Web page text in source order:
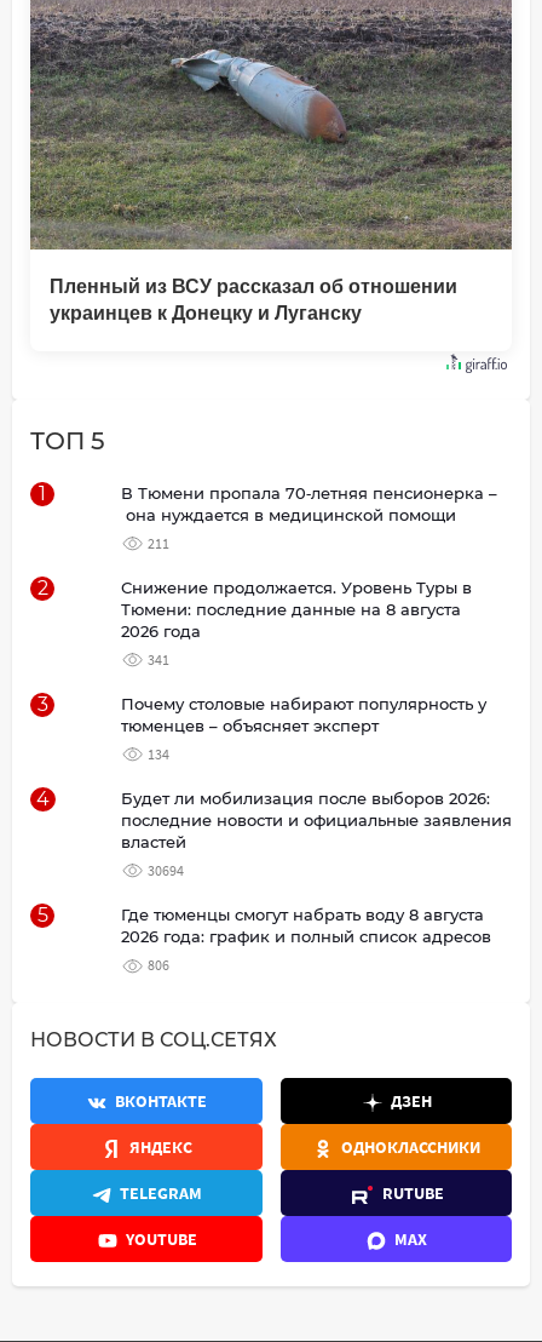
Пленный из ВСУ рассказал об отношении
украинцев к Донецку и Луганску
ТОП 5
1
В Тюмени пропала 70‑летняя пенсионерка –
она нуждается в медицинской помощи
211
2
Снижение продолжается. Уровень Туры в
Тюмени: последние данные на 8 августа
2026 года
341
3
Почему столовые набирают популярность у
тюменцев – объясняет эксперт
134
4
Будет ли мобилизация после выборов 2026:
последние новости и официальные заявления
властей
30694
5
Где тюменцы смогут набрать воду 8 августа
2026 года: график и полный список адресов
806
НОВОСТИ В СОЦ.СЕТЯХ
ВКОНТАКТЕ ДЗЕН
ЯНДЕКС ОДНОКЛАССНИКИ
TELEGRAM RUTUBE
YOUTUBE MAX